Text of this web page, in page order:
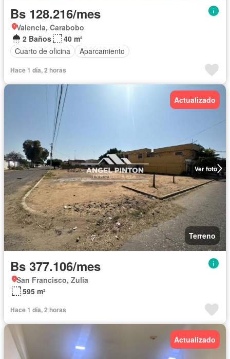
Bs 128.216/mes
Valencia, Carabobo
2 Baños
40 m²
Cuarto de oficina
Aparcamiento
Hace 1 día, 2 horas
Ver foto
Actualizado
Terreno
Bs 377.106/mes
San Francisco, Zulia
595 m²
Hace 1 día, 2 horas
Actualizado